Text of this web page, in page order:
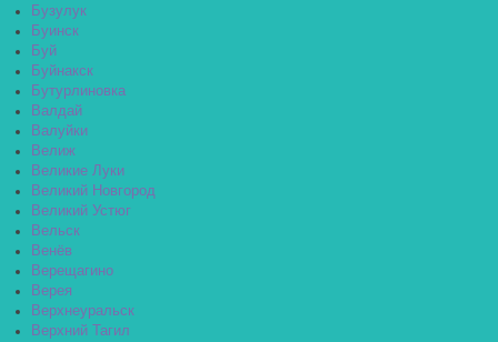
Бузулук
Буинск
Буй
Буйнакск
Бутурлиновка
Валдай
Валуйки
Велиж
Великие Луки
Великий Новгород
Великий Устюг
Вельск
Венёв
Верещагино
Верея
Верхнеуральск
Верхний Тагил